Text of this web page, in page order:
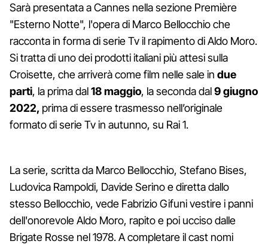
Sarà presentata a Cannes nella sezione Première
"Esterno Notte", l'opera di Marco Bellocchio che
racconta in forma di serie Tv il rapimento di Aldo Moro.
Si tratta di uno dei prodotti italiani più attesi sulla
Croisette, che arriverà come film nelle sale in due
parti, la prima dal18 maggio, la seconda dal9 giugno
2022, prima di essere trasmesso nell’originale
formato di serie Tv in autunno, su Rai 1.
La serie, scritta da Marco Bellocchio, Stefano Bises,
Ludovica Rampoldi, Davide Serino e diretta dallo
stesso Bellocchio, vede Fabrizio Gifuni vestire i panni
dell'onorevole Aldo Moro, rapito e poi ucciso dalle
Brigate Rosse nel 1978. A completare il cast nomi